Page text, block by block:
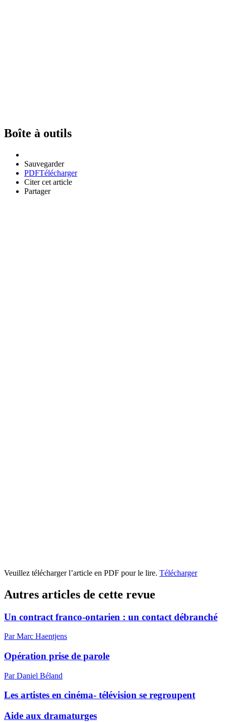
Boîte à outils
Sauvegarder
PDFTélécharger
Citer cet article
Partager
Veuillez télécharger l’article en PDF pour le lire. Télécharger
Autres articles de cette revue
Un contract franco-ontarien : un contact débranché
Par Marc Haentjens
Opération prise de parole
Par Daniel Béland
Les artistes en cinéma- télévision se regroupent
Aide aux dramaturges